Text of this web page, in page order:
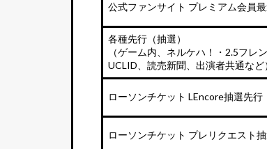
公式ファンサイト プレミアム会員
各種先行（抽選）
（ゲーム内、ネルケハ！・2.5フレ
UCLID、読売新聞、出演者共通など
ローソンチケット LEncore抽選先行
ローソンチケット プレリクエスト